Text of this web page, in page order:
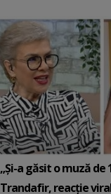
„Și-a găsit o muză de
Trandafir, reacție